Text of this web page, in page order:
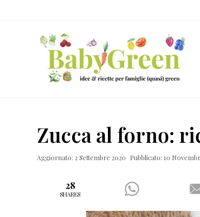
ricette
per
Zucca al forno:
Aggiornato: 2 Settembre 2020 Pubblicato: 10
28
SHARES